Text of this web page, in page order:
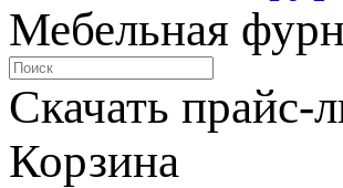
Мебельная
Скачать прайс-
Корзина